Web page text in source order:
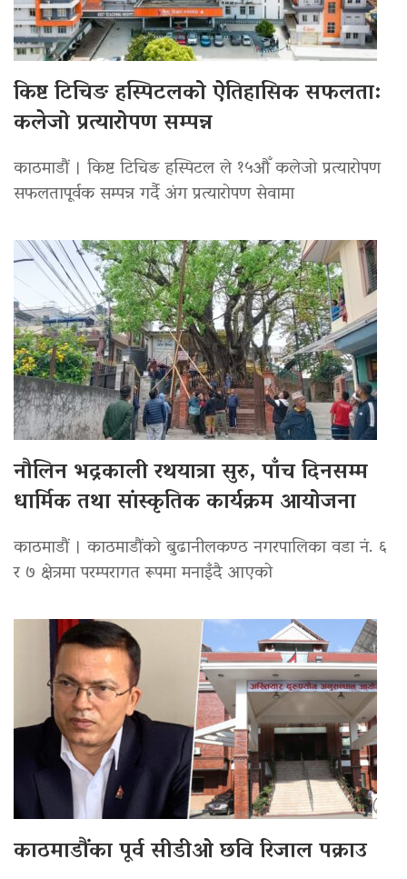
किष्ट टिचिङ हस्पिटलको ऐतिहासिक सफलता:
कलेजो प्रत्यारोपण सम्पन्न
काठमाडौं । किष्ट टिचिङ हस्पिटल ले १५औँ कलेजो प्रत्यारोपण
सफलतापूर्वक सम्पन्न गर्दै अंग प्रत्यारोपण सेवामा
नौलिन भद्रकाली रथयात्रा सुरु, पाँच दिनसम्म
धार्मिक तथा सांस्कृतिक कार्यक्रम आयोजना
काठमाडौं । काठमाडौंको बुढानीलकण्ठ नगरपालिका वडा नं. ६
र ७ क्षेत्रमा परम्परागत रूपमा मनाइँदै आएको
काठमाडौंका पूर्व सीडीओ छवि रिजाल पक्राउ